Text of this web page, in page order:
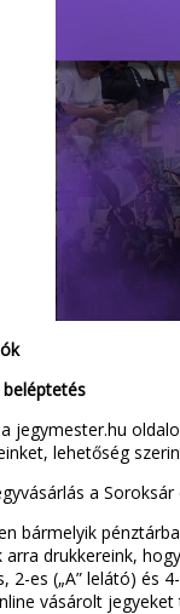
beléptetés
jegymester.hu
lehetőség
a
bármelyik
drukkereink,
2-es („A” lelátó) és
vásárolt